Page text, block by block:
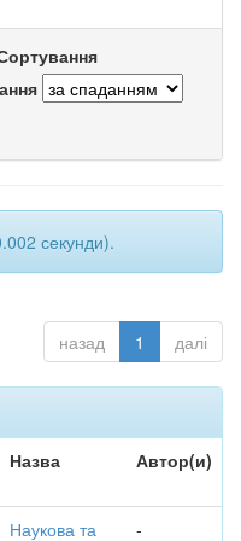
секунди).
назад 1 далі
Назва Автор(и)
Наукова та -